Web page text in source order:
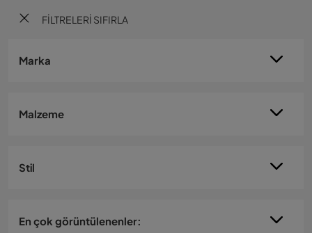
FILTRELERI SIFIRLA
Marka
Malzeme
Stil
En çok görüntülenenler: